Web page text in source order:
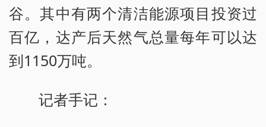
谷。其中有两个清洁能源项目投资过
百亿，达产后天然气总量每年可以达
到1150万吨。
记者手记：